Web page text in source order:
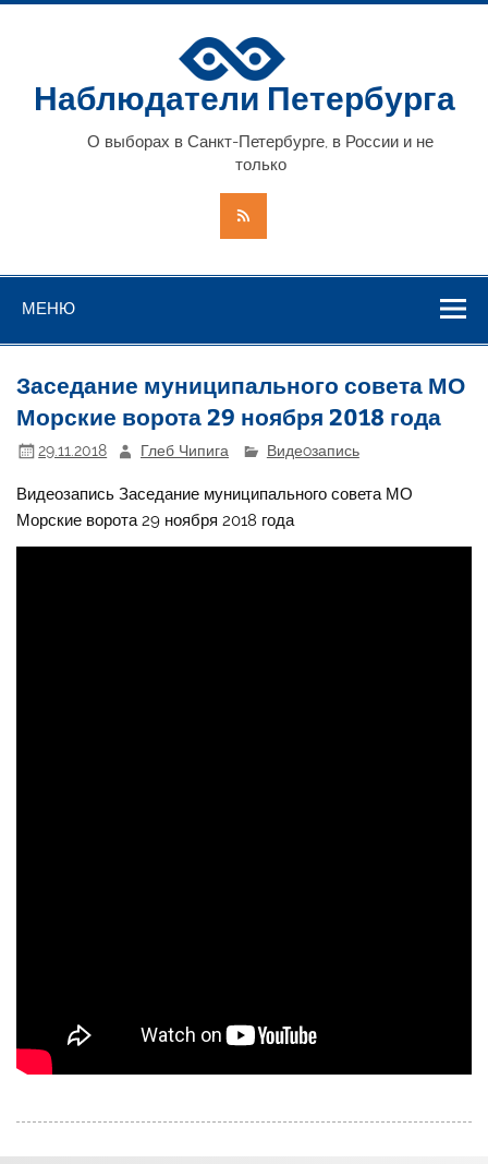
Наблюдатели Петербурга
О выборах в Санкт-Петербурге, в России и не
только
МЕНЮ
Заседание муниципального совета МО
Морские ворота 29 ноября 2018 года
29.11.2018 Глеб Чипига Видеoзапись
Видеозапись Заседание муниципального совета МО
Морские ворота 29 ноября 2018 года